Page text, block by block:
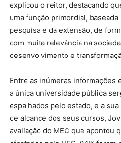
explicou o reitor, destacando
uma função primordial,
pesquisa e da extensão, de
com muita relevância na
desenvolvimento e
Entre as inúmeras informações
a única universidade pública
espalhados pelo estado, e a
de alcance dos seus cursos,
avaliação do MEC que apontou